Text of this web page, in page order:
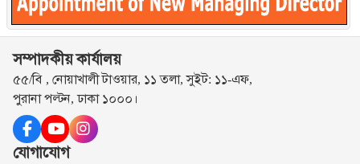
সম্পাদকীয় কার্যালয়
৫৫/বি , নোয়াখালী টাওয়ার, ১১ তলা, সুইট: ১১-এফ,
পুরানা পল্টন, ঢাকা ১০০০।
যোগাযোগ